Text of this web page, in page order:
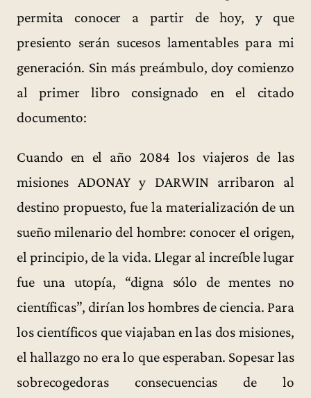
permita conocer a partir de hoy, y que
presiento serán sucesos lamentables para mi
generación. Sin más preámbulo, doy comienzo
al primer libro consignado en el citado
documento:
Cuando en el año 2084 los viajeros de las
misiones ADONAY y DARWIN arribaron al
destino propuesto, fue la materialización de un
sueño milenario del hombre: conocer el origen,
el principio, de la vida. Llegar al increíble lugar
fue una utopía, “digna sólo de mentes no
científicas”, dirían los hombres de ciencia. Para
los científicos que viajaban en las dos misiones,
el hallazgo no era lo que esperaban. Sopesar las
sobrecogedoras consecuencias de lo